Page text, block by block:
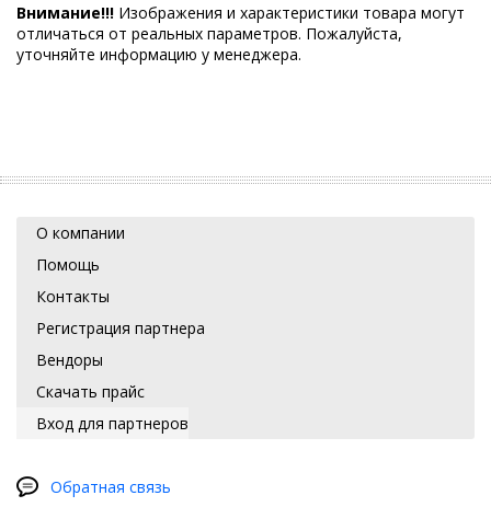
Внимание!!! Изображения и характеристики товара могут
отличаться от реальных параметров. Пожалуйста,
уточняйте информацию у менеджера.
О компании
Помощь
Контакты
Регистрация партнера
Вендоры
Скачать прайс
Вход для партнеров
Обратная связь